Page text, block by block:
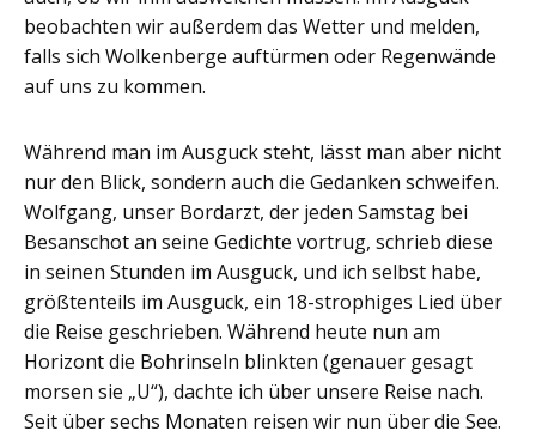
beobachten wir außerdem das Wetter und melden,
falls sich Wolkenberge auftürmen oder Regenwände
auf uns zu kommen.
Während man im Ausguck steht, lässt man aber nicht
nur den Blick, sondern auch die Gedanken schweifen.
Wolfgang, unser Bordarzt, der jeden Samstag bei
Besanschot an seine Gedichte vortrug, schrieb diese
in seinen Stunden im Ausguck, und ich selbst habe,
größtenteils im Ausguck, ein 18-strophiges Lied über
die Reise geschrieben. Während heute nun am
Horizont die Bohrinseln blinkten (genauer gesagt
morsen sie „U“), dachte ich über unsere Reise nach.
Seit über sechs Monaten reisen wir nun über die See.